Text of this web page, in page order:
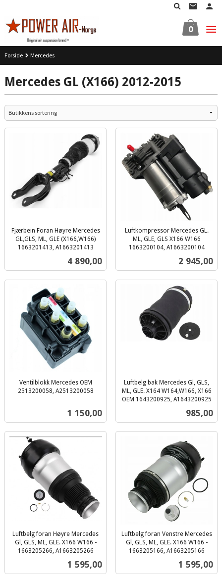
innholdet
0
Forside Mercedes
Mercedes GL (X166) 2012-2015
Fjærbein Foran Høyre Mercedes
GL,GLS, ML, GLE (X166,W166)
1663201413, A1663201413
Pris
4 890,00
Luftkompressor Mercedes GL.
ML, GLE, GLS X166 W166
1663200104, A1663200104
Pris
2 945,00
Ventilblokk Mercedes OEM
2513200058, A2513200058
Pris
1 150,00
Luftbelg bak Mercedes Gl, GLS,
ML, GLE. X164 W164,W166, X166
OEM 1643200925, A1643200925
Pris
985,00
Luftbelg foran Høyre Mercedes
Gl, GLS, ML, GLE. X166 W166 -
1663205266, A1663205266
Pris
1 595,00
Luftbelg foran Venstre Mercedes
Gl, GLS, ML, GLE. X166 W166 -
1663205166, A1663205166
Pris
1 595,00